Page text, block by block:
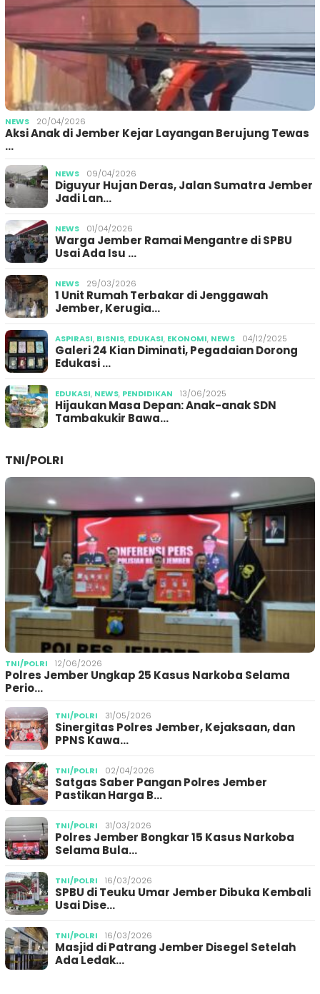
NEWS 20/04/2026
Aksi Anak di Jember Kejar Layangan Berujung Tewas
…
NEWS 09/04/2026
Diguyur Hujan Deras, Jalan Sumatra Jember
Jadi Lan…
NEWS 01/04/2026
Warga Jember Ramai Mengantre di SPBU
Usai Ada Isu …
NEWS 29/03/2026
1 Unit Rumah Terbakar di Jenggawah
Jember, Kerugia…
ASPIRASI, BISNIS, EDUKASI, EKONOMI, NEWS 04/12/2025
Galeri 24 Kian Diminati, Pegadaian Dorong
Edukasi …
EDUKASI, NEWS, PENDIDIKAN 13/06/2025
Hijaukan Masa Depan: Anak-anak SDN
Tambakukir Bawa…
TNI/POLRI
TNI/POLRI 12/06/2026
Polres Jember Ungkap 25 Kasus Narkoba Selama
Perio…
TNI/POLRI 31/05/2026
Sinergitas Polres Jember, Kejaksaan, dan
PPNS Kawa…
TNI/POLRI 02/04/2026
Satgas Saber Pangan Polres Jember
Pastikan Harga B…
TNI/POLRI 31/03/2026
Polres Jember Bongkar 15 Kasus Narkoba
Selama Bula…
TNI/POLRI 16/03/2026
SPBU di Teuku Umar Jember Dibuka Kembali
Usai Dise…
TNI/POLRI 16/03/2026
Masjid di Patrang Jember Disegel Setelah
Ada Ledak…